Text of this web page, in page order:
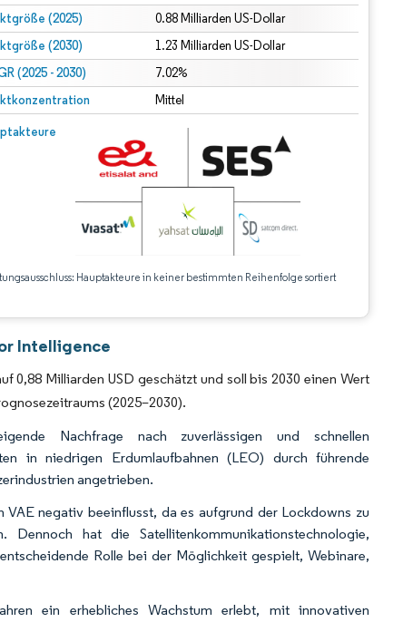
(2025) 0.88 Milliarden US-Dollar
(2030) 1.23 Milliarden US-Dollar
(2025 - 2030) 7.02%
Mittel
Hauptakteure in keiner bestimmten Reihenfolge sortiert
BY 4.0.
Intelligence
0,88 Milliarden USD geschätzt und soll bis 2030 einen Wert
(2025–2030).
Nachfrage nach zuverlässigen und schnellen
in niedrigen Erdumlaufbahnen (LEO) durch führende
angetrieben.
negativ beeinflusst, da es aufgrund der Lockdowns zu
hat die Satellitenkommunikationstechnologie,
Rolle bei der Möglichkeit gespielt, Webinare,
ein erhebliches Wachstum erlebt, mit innovativen